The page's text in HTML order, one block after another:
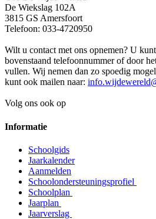
De Wiekslag 102A
3815 GS Amersfoort
Telefoon: 033-4720950
Wilt u contact met ons opnemen? U
bovenstaand telefoonnummer of door
vullen. Wij nemen dan zo spoedig
kunt ook mailen naar:
Volg ons ook op
Informatie
Schoolgids
Jaarkalender
Aanmelden
Schoolondersteuningsprofiel
Schoolplan
Jaarplan
Jaarverslag